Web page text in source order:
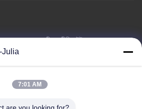
যোগাযোগগোপনীয়তা নীতিসাইট ম্যাপ
Julia
7:01 AM